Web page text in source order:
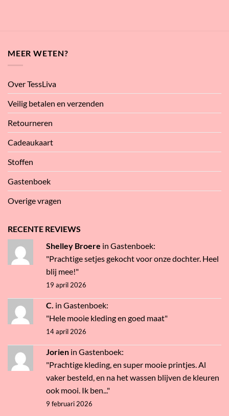
MEER WETEN?
Over TessLiva
Veilig betalen en verzenden
Retourneren
Cadeaukaart
Stoffen
Gastenboek
Overige vragen
RECENTE REVIEWS
Shelley Broere in Gastenboek:
"Prachtige setjes gekocht voor onze dochter. Heel
blij mee!"
19 april 2026
C. in Gastenboek:
"Hele mooie kleding en goed maat"
14 april 2026
Jorien in Gastenboek:
"Prachtige kleding, en super mooie printjes. Al
vaker besteld, en na het wassen blijven de kleuren
ook mooi. Ik ben..."
9 februari 2026